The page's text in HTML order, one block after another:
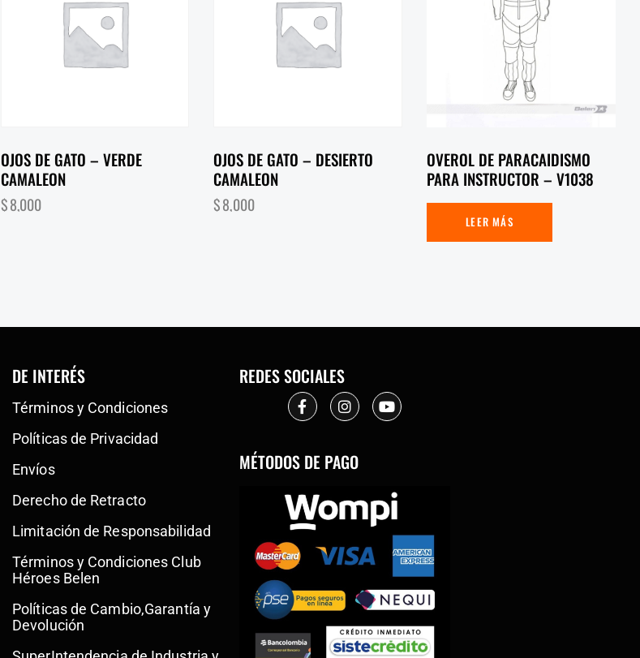
OJOS DE GATO – VERDE
CAMALEON
$8,000
OJOS DE GATO – DESIERTO
CAMALEON
$8,000
OVEROL DE PARACAIDISMO
PARA INSTRUCTOR – V1038
LEER MÁS
DE INTERÉS
Términos y Condiciones
Políticas de Privacidad
Envíos
Derecho de Retracto
Limitación de Responsabilidad
Términos y Condiciones Club
Héroes Belen
Políticas de Cambio,Garantía y
Devolución
REDES SOCIALES
MÉTODOS DE PAGO